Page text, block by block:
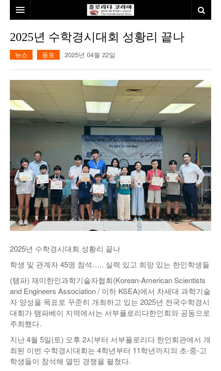
본사소개
뉴스
미국
발행인칼럼
이명덕칼럼
김선옥칼럼
김원동칼럼
건강
100인선/독자광장
100인선
독자광장
여행
인근여행지
놀이공원
낚시/비치
골프
인터뷰/탐방
2025년 수학경시대회 성황리 끝나
뉴스 동포 2025년 04월 22일
2025년 수학경시대회 성황리 끝나
학생 및 관계자 45명 참석….. 실력 있고 희망 있는 한인학생들
(탬파) 재미한인과학기술자협회(Korean-American Scientists
and Engineers Association / 이하 KSEA)에서 차세대 과학기술
자 양성을 목표로 꾸준히 개최하고 있는 2025년 전국수학경시
대회가 탬파베이 지역에서는 서부플로리다한인회와 공동으로
주최했다.
지난 4월 5일(토) 오후 2시부터 서부플로리다 한인회관에서 개
최된 이번 수학경시대회는 4학년부터 11학년까지의 초-중-고
학생들이 참석해 열띤 경쟁을 펼쳤다.